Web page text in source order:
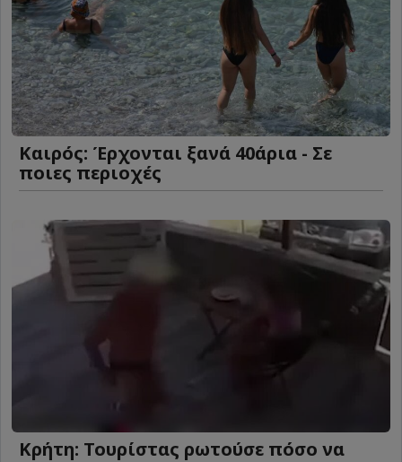
Καιρός: Έρχονται ξανά 40άρια - Σε
ποιες περιοχές
Κρήτη: Τουρίστας ρωτούσε πόσο να